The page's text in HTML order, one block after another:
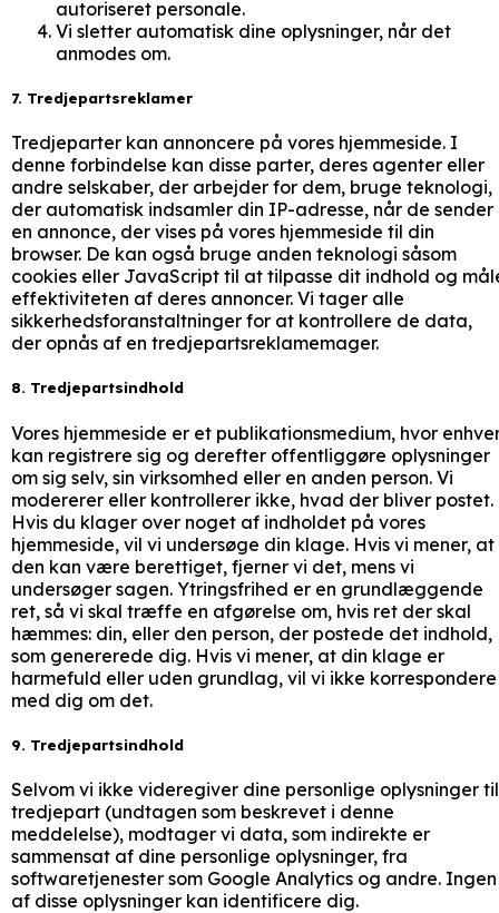
autoriseret personale.
Vi sletter automatisk dine oplysninger, når det
anmodes om.
7. Tredjepartsreklamer
Tredjeparter kan annoncere på vores hjemmeside. I
denne forbindelse kan disse parter, deres agenter eller
andre selskaber, der arbejder for dem, bruge teknologi,
der automatisk indsamler din IP-adresse, når de sender
en annonce, der vises på vores hjemmeside til din
browser. De kan også bruge anden teknologi såsom
cookies eller JavaScript til at tilpasse dit indhold og
effektiviteten af deres annoncer. Vi tager alle
sikkerhedsforanstaltninger for at kontrollere de data,
der opnås af en tredjepartsreklamemager.
8. Tredjepartsindhold
Vores hjemmeside er et publikationsmedium, hvor
kan registrere sig og derefter offentliggøre oplysninger
om sig selv, sin virksomhed eller en anden person. Vi
modererer eller kontrollerer ikke, hvad der bliver postet.
Hvis du klager over noget af indholdet på vores
hjemmeside, vil vi undersøge din klage. Hvis vi mener, at
den kan være berettiget, fjerner vi det, mens vi
undersøger sagen. Ytringsfrihed er en grundlæggende
ret, så vi skal træffe en afgørelse om, hvis ret der skal
hæmmes: din, eller den person, der postede det indhold,
som genererede dig. Hvis vi mener, at din klage er
harmefuld eller uden grundlag, vil vi ikke korrespondere
med dig om det.
9. Tredjepartsindhold
Selvom vi ikke videregiver dine personlige oplysninger til
tredjepart (undtagen som beskrevet i denne
meddelelse), modtager vi data, som indirekte er
sammensat af dine personlige oplysninger, fra
softwaretjenester som Google Analytics og andre. Ingen
af disse oplysninger kan identificere dig.